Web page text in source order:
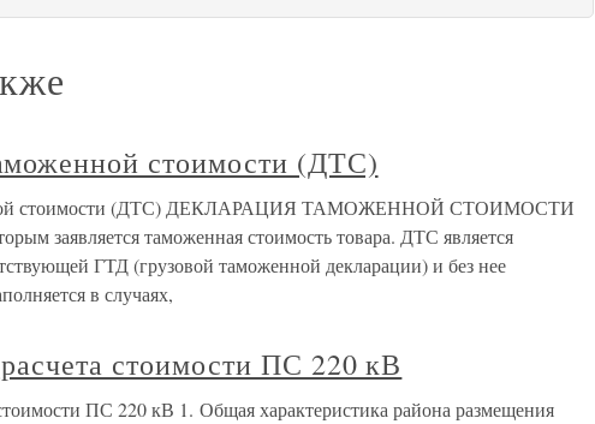
стоимости (ДТС)
стоимости (ДТС) ДЕКЛАРАЦИЯ ТАМОЖЕННОЙ СТОИМОСТИ
заявляется таможенная стоимость товара. ДТС является
ГТД (грузовой таможенной декларации) и без нее
в случаях,
стоимости ПС 220 кВ
ПС 220 кВ 1. Общая характеристика района размещения